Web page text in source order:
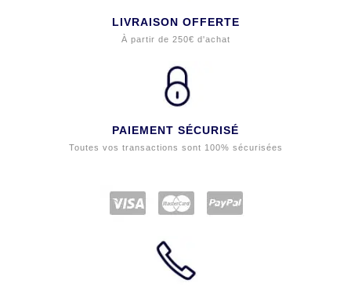
LIVRAISON OFFERTE
À partir de 250€ d'achat
PAIEMENT SÉCURISÉ
Toutes vos transactions sont 100% sécurisées